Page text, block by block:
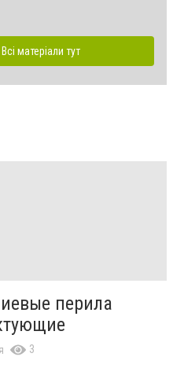
Всі матеріали тут
перила
3